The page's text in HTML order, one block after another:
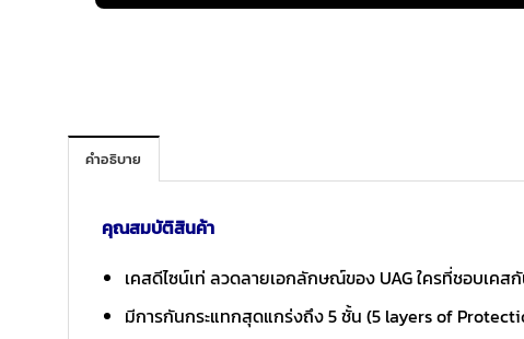
คำอธิบาย
คุณสมบัติสินค้า
เคสดีไซน์เท่ ลวดลายเอกลักษณ์ของ UAG ใครที่ชอบเค
มีการกันกระแทกสุดแกร่งถึง 5 ชั้น (5 layers of